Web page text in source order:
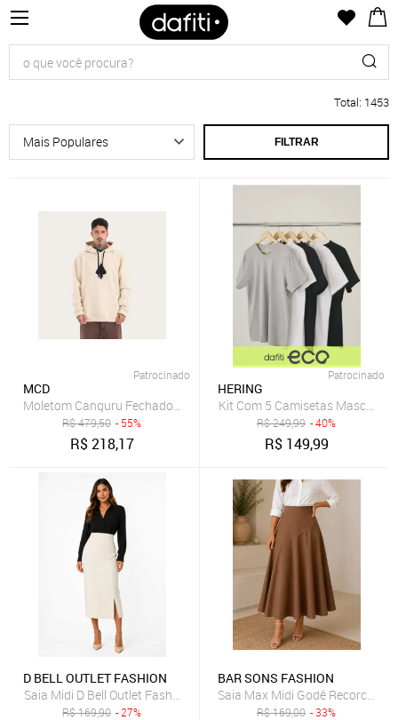
Total: 1453
FILTRAR
Patrocinado
MCD
Moletom Canguru Fechado Logo
R$479,50 - 55%
R$218,17
Patrocinado
HERING
Kit Com 5 Camisetas
R$249,99 - 40%
R$ 149,99
D BELL OUTLET FASHION
Saia Midi D Bell Outlet Fashion Fenda Off White
R$169,90 - 27%
BAR SONS FASHION
Saia Max Midi Godê Recorco
R$169,00 - 33%